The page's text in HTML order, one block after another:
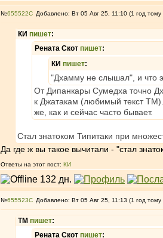
№655522 Добавлено: Вт 05 Авг 25, 11:10 (1 год тому
КИ пишет:
Рената Скот пишет:
КИ пишет:
"Дхамму не слышал", и что
От Дипанкары Сумедха точно
к Джатакам (любимый текст
же, как и сейчас часто бывает.
Стал знатоком Типитаки при
Да где ж вы такое вычитали - "стал
Ответы на этот пост: КИ
№655523 Добавлено: Вт 05 Авг 25, 11:13 (1 год тому
ТМ пишет:
Рената Скот пишет: